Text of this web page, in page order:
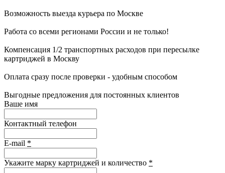
Возможность выезда курьера по Москве
Работа со всеми регионами России и не только!
Компенсация 1/2 транспортных расходов при пересылке
картриджей в Москву
Оплата сразу после проверки - удобным способом
Выгодные предложения для постоянных клиентов
Ваше имя
Контактный телефон
E-mail *
Укажите марку картриджей и количество *